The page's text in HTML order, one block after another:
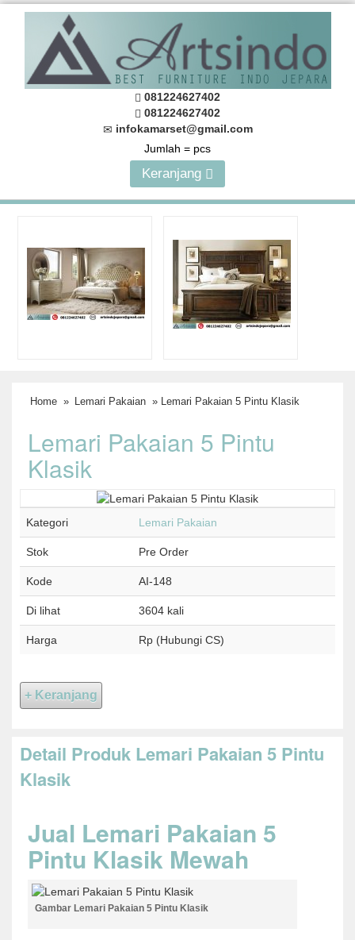
081224627402
081224627402
infokamarset@gmail.com
Jumlah = pcs
Keranjang
Home » Lemari Pakaian » Lemari Pakaian 5 Pintu Klasik
Lemari Pakaian 5 Pintu
Klasik
Kategori Lemari Pakaian
Stok Pre Order
Kode AI-148
Di lihat 3604 kali
Harga Rp (Hubungi CS)
Detail Produk Lemari Pakaian 5 Pintu
Klasik
Jual Lemari Pakaian 5
Pintu Klasik Mewah
Gambar Lemari Pakaian 5 Pintu Klasik